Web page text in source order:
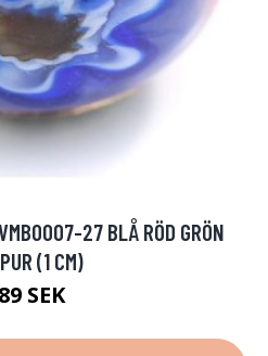
27 BLÅ RÖD GRÖN
(1 CM)
SEK